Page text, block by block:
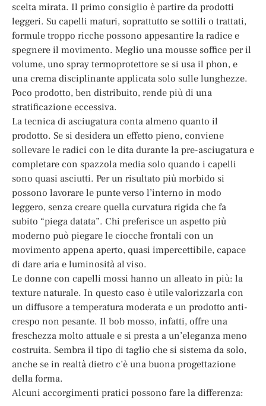
scelta mirata. Il primo consiglio è partire da prodotti
leggeri. Su capelli maturi, soprattutto se sottili o trattati,
formule troppo ricche possono appesantire la radice e
spegnere il movimento. Meglio una mousse soffice per il
volume, uno spray termoprotettore se si usa il phon, e
una crema disciplinante applicata solo sulle lunghezze.
Poco prodotto, ben distribuito, rende più di una
stratificazione eccessiva.
La tecnica di asciugatura conta almeno quanto il
prodotto. Se si desidera un effetto pieno, conviene
sollevare le radici con le dita durante la pre-asciugatura e
completare con spazzola media solo quando i capelli
sono quasi asciutti. Per un risultato più morbido si
possono lavorare le punte verso l’interno in modo
leggero, senza creare quella curvatura rigida che fa
subito “piega datata”. Chi preferisce un aspetto più
moderno può piegare le ciocche frontali con un
movimento appena aperto, quasi impercettibile, capace
di dare aria e luminosità al viso.
Le donne con capelli mossi hanno un alleato in più: la
texture naturale. In questo caso è utile valorizzarla con
un diffusore a temperatura moderata e un prodotto anti-
crespo non pesante. Il bob mosso, infatti, offre una
freschezza molto attuale e si presta a un’eleganza meno
costruita. Sembra il tipo di taglio che si sistema da solo,
anche se in realtà dietro c’è una buona progettazione
della forma.
Alcuni accorgimenti pratici possono fare la differenza: